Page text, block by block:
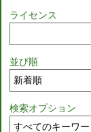
ライセンス
並び順
検索オプション